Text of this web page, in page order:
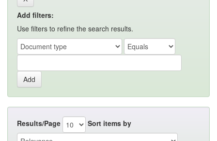
Add filters:
Use filters to refine the search results.
Results/Page Sort items by